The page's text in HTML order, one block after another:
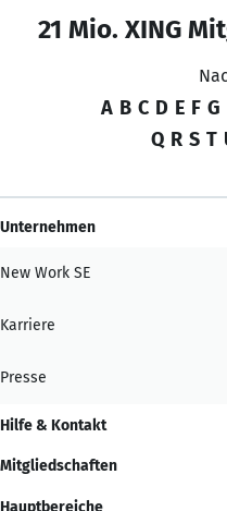
21 Mio. XING
A B C D E F G
Q R S T
Unternehmen
New Work SE
Karriere
Presse
Hilfe & Kontakt
Mitgliedschaften
Hauptbereiche